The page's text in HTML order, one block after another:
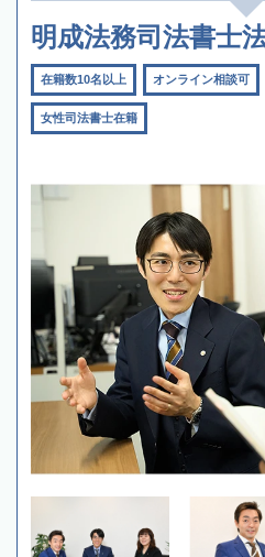
明成法務司法書士
在籍数10名以上 オンライン相談可
女性司法書士在籍